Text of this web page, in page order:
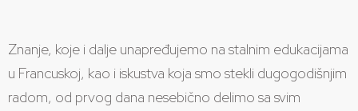
Znanje, koje i dalje unapređujemo na stalnim edukacijama
u Francuskoj, kao i iskustva koja smo stekli dugogodišnjim
radom, od prvog dana nesebično delimo sa svim